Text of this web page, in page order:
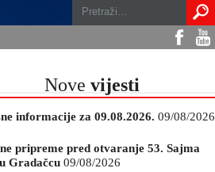
Nove vijesti
informacije za 09.08.2026. 09/08/2026
pripreme pred otvaranje 53. Sajma
Gradačcu 09/08/2026